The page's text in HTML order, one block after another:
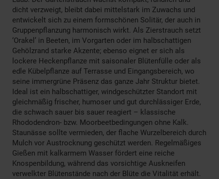
dicht verzweigt, bleibt dabei mittelstark im Zuwachs und
entwickelt sich zu einem formschönen Solitär, der auch in
Gruppenpflanzung harmonisch wirkt. Als Zierstrauch setzt
‘Orakel’ in Beeten, im Vorgarten oder im halbschattigen
Gehölzrand starke Akzente; ebenso eignet er sich als
lockere Heckenpflanze mit saisonaler Blütenfülle oder als
edle Kübelpflanze auf Terrasse und Eingangsbereich, wo
seine immergrüne Präsenz das ganze Jahr Struktur bietet.
Ideal ist ein halbschattiger, windgeschützter Standort mit
gleichmäßig frischer, humoser und gut durchlässiger Erde,
die schwach sauer bis sauer reagiert – klassische
Rhododendron- bzw. Moorbeetbedingungen ohne Kalk.
Staunässe sollte vermieden, der flache Wurzelbereich durch
Mulch vor Austrocknung geschützt werden. Regelmäßiges
Gießen mit kalkarmem Wasser fördert eine reiche
Knospenbildung, während das vorsichtige Auskneifen
verwelkter Blütenstände nach der Blüte die Vitalität erhält.